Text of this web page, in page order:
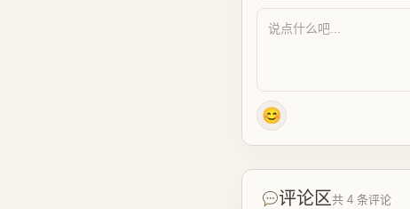
😊
评论区 共 4 条评论